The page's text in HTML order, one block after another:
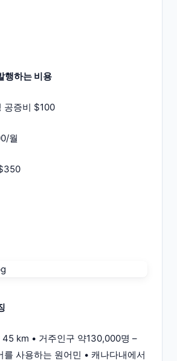
행하는 비용
공증비 $100
월
45 km • 거주인구 약130,000명 –
를 사용하는 원어민 • 캐나다내에서